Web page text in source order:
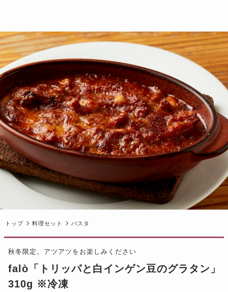
トップ 料理セット パスタ
秋冬限定。アツアツをお楽しみください
falò「トリッパと白インゲン豆のグラタン」
310g ※冷凍